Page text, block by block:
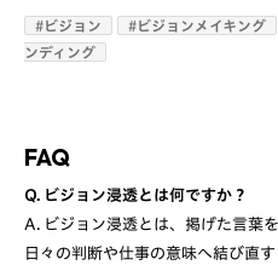
#ビジョン #ビジョンメイキング
ンディング
FAQ
Q. ビジョン浸透とは何ですか？
A. ビジョン浸透とは、掲げた言葉
日々の判断や仕事の意味へ結び直